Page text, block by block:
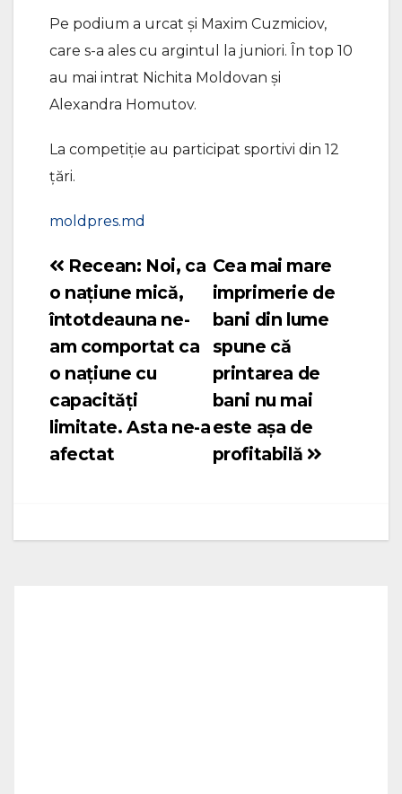
Pe podium a urcat și Maxim Cuzmiciov,
care s-a ales cu argintul la juniori. În top 10
au mai intrat Nichita Moldovan și
Alexandra Homutov.
La competiție au participat sportivi din 12
țări.
moldpres.md
Navigare
în
Cea mai mare
imprimerie de
bani din lume
spune că
printarea de
bani nu mai
este așa de
profitabilă
Recean: Noi, ca
o națiune mică,
întotdeauna ne-
am comportat ca
o națiune cu
capacități
limitate. Asta ne-a
afectat